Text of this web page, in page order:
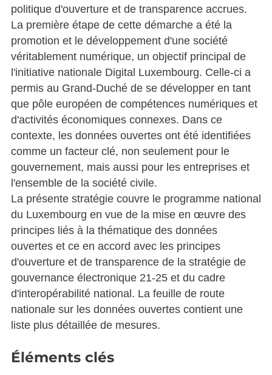
politique d'ouverture et de transparence accrues.
La première étape de cette démarche a été la
promotion et le développement d'une société
véritablement numérique, un objectif principal de
l'initiative nationale Digital Luxembourg. Celle-ci a
permis au Grand-Duché de se développer en tant
que pôle européen de compétences numériques et
d'activités économiques connexes. Dans ce
contexte, les données ouvertes ont été identifiées
comme un facteur clé, non seulement pour le
gouvernement, mais aussi pour les entreprises et
l'ensemble de la société civile.
La présente stratégie couvre le programme national
du Luxembourg en vue de la mise en œuvre des
principes liés à la thématique des données
ouvertes et ce en accord avec les principes
d'ouverture et de transparence de la stratégie de
gouvernance électronique 21-25 et du cadre
d'interopérabilité national. La feuille de route
nationale sur les données ouvertes contient une
liste plus détaillée de mesures.
Éléments clés